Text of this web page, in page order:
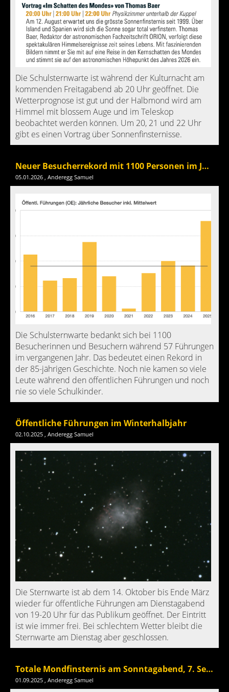
Die Schulsternwarte ist während der Kulturnacht am
kommenden Freitagabend ab 20 Uhr geöffnet. Die
Wetterprognose ist gut und der Halbmond wird am
Himmel mit blossem Auge und im Teleskop
beobachtet werden können. Um 20, 21 und 22 Uhr
gibt es einen Vortrag über Sonnenfinsternisse.
Neuer Besucherrekord mit 1100 Personen im Jahr 2025
05.01.2026 , Anderegg Samuel
Die Schulsternwarte bedankt sich bei 1100
Besucherinnen und Besuchern während 57 Führungen
im vergangenen Jahr. Das bedeutet einen Rekord in
der 85-jährigen Geschichte. Noch nie kamen so viele
Leute während den öffentlichen Führungen und noch
nie so viele Schulkinder.
Öffentliche Führungen im Winterhalbjahr
02.10.2025 , Anderegg Samuel
Die Sternwarte ist ab dem 14. Oktober bis Ende März
wieder für öffentliche Führungen am Dienstagabend
von 19-20 Uhr für das Publikum geöffnet. Der Eintritt
ist wie immer frei. Bei schlechtem Wetter bleibt die
Sternwarte am Dienstag aber geschlossen.
Totale Mondfinsternis am Sonntagabend, 7. September 2025.
01.09.2025 , Anderegg Samuel